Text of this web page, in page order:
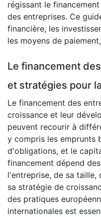
régissant le
des entreprises. Ce
financière, les
les moyens de
Le financement
et stratégies pour
Le financement des
croissance et leur
peuvent recourir à
y compris les emprunts
d'obligations, et le
financement dépend
l'entreprise, de sa
sa stratégie de
des pratiques
internationales est